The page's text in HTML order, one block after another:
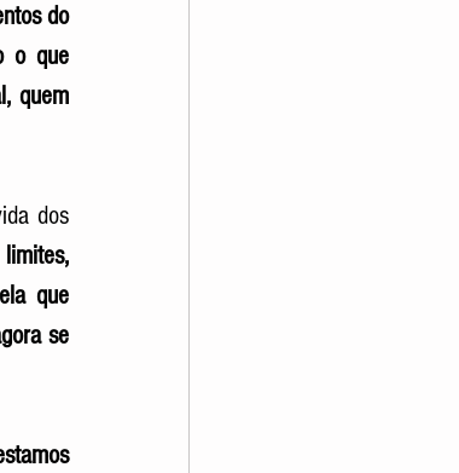
do
o que
quem
dos
que
se